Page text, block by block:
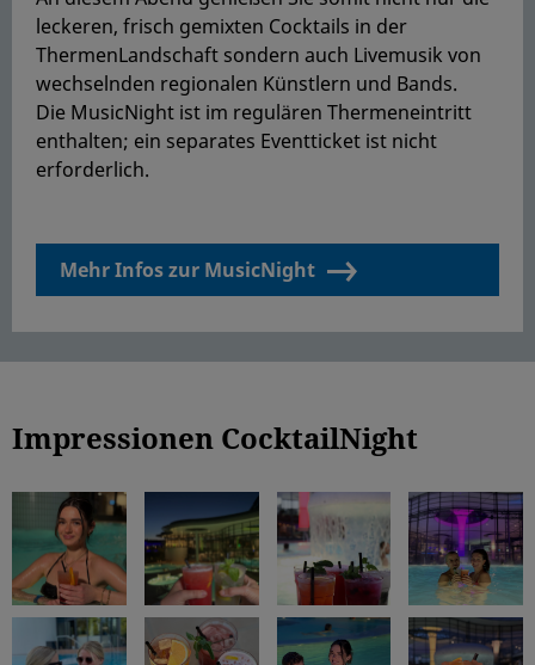
leckeren, frisch gemixten Cocktails in der
ThermenLandschaft sondern auch Livemusik von
wechselnden regionalen Künstlern und Bands.
Die MusicNight ist im regulären Thermeneintritt
enthalten; ein separates Eventticket ist nicht
erforderlich.
Mehr Infos zur MusicNight
Impressionen CocktailNight